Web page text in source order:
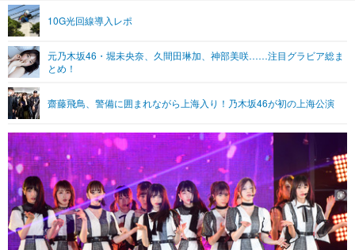
グラビア
ショッピング その他
ライフTOP
リリース一覧
プッシュ通知の停止方法
10G光回線導入レポ
元乃木坂46・堀未央奈、久間田琳加、神部美咲……注目グラビア総ま
とめ！
齋藤飛鳥、警備に囲まれながら上海入り！乃木坂46が初の上海公演